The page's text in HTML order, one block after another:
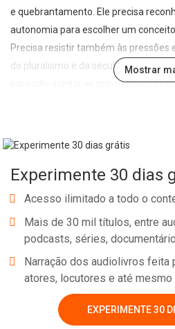
e quebrantamento. Ele precisa
autonomia para escolher um
Precisa resistir também às pressões
do pluralismo e da secularização.
para não aceitar as provocações
suas igrejas locais. Enfim, precisa se
com missões e experimentou e
Mostrar
Experimente 30 dias
Acesso ilimitado a todo o
Mais de 30 mil títulos, entre
podcasts, séries,
Narração dos audiolivros
atores, locutores e até
EXPERIMENTE 30